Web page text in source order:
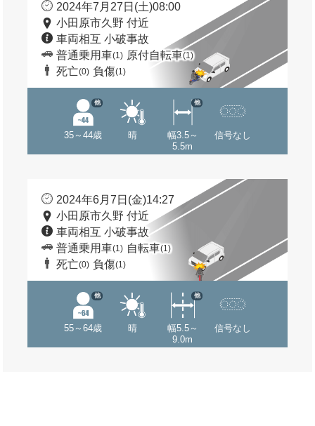
2024年7月27日(土)08:00
小田原市久野 付近
車両相互 小破事故
普通乗用車(1) 原付自転車(1)
死亡(0) 負傷(1)
35～44歳
他
晴
幅3.5～
5.5m
他
信号なし
2024年6月7日(金)14:27
小田原市久野 付近
車両相互 小破事故
普通乗用車(1) 自転車(1)
死亡(0) 負傷(1)
55～64歳
他
晴
幅5.5～
9.0m
他
信号なし